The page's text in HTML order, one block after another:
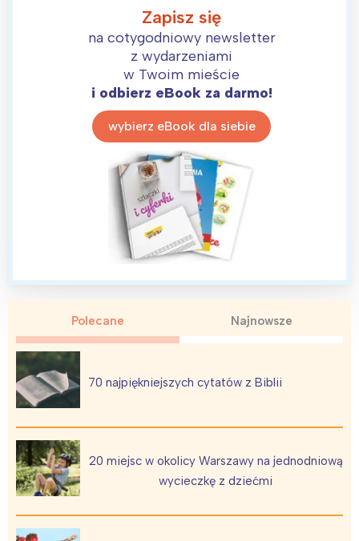
Zapisz się
na cotygodniowy newsletter
z wydarzeniami
w Twoim mieście
i odbierz eBook za darmo!
wybierz eBook dla siebie
Polecane Najnowsze
70 najpiękniejszych cytatów z Biblii
20 miejsc w okolicy Warszawy na jednodniową
wycieczkę z dziećmi
Wybieram